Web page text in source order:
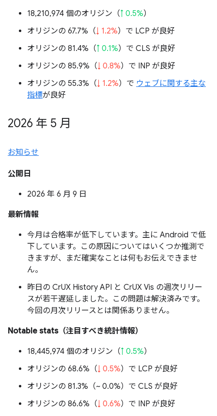
18,210,974 個のオリジン（↑ 0.5%）
オリジンの 67.7%（↓ 1.2%）で LCP が良好
オリジンの 81.4%（↑ 0.1%）で CLS が良好
オリジンの 85.9%（↓ 0.8%）で INP が良好
オリジンの 55.3%（↓ 1.2%）で ウェブに関する主な
指標が良好
2026 年 5 月
お知らせ
公開日
2026 年 6 月 9 日
最新情報
今月は合格率が低下しています。主に Android で低
下しています。この原因についてはいくつか推測で
きますが、まだ確実なことは何もお伝えできませ
ん。
昨日の CrUX History API と CrUX Vis の週次リリー
スが若干遅延しました。この問題は解決済みです。
今回の月次リリースとは関係ありません。
Notable stats（注目すべき統計情報）
18,445,974 個のオリジン（↑ 0.5%）
オリジンの 68.6%（↓ 0.5%）で LCP が良好
オリジンの 81.3%（~ 0.0%）で CLS が良好
オリジンの 86.6%（↓ 0.6%）で INP が良好